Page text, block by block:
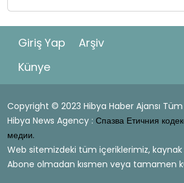
Giriş Yap
Arşiv
Künye
Copyright © 2023 Hibya Haber Ajansı Tüm
Hibya News Agency : Спазва Етичния
медии.
Web sitemizdeki tüm içeriklerimiz,
Abone olmadan kısmen veya tamamen